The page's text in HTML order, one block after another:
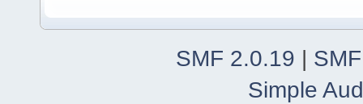
SMF 2.0.19
Simple